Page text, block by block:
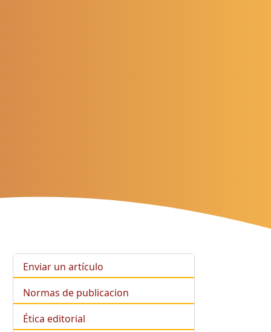
Enviar un artículo
Normas de publicacion
Ética editorial